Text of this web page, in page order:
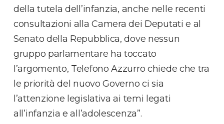
della tutela dell’infanzia, anche nelle recenti
consultazioni alla Camera dei Deputati e al
Senato della Repubblica, dove nessun
gruppo parlamentare ha toccato
l’argomento, Telefono Azzurro chiede che tra
le priorità del nuovo Governo ci sia
l’attenzione legislativa ai temi legati
all’infanzia e all’adolescenza”.